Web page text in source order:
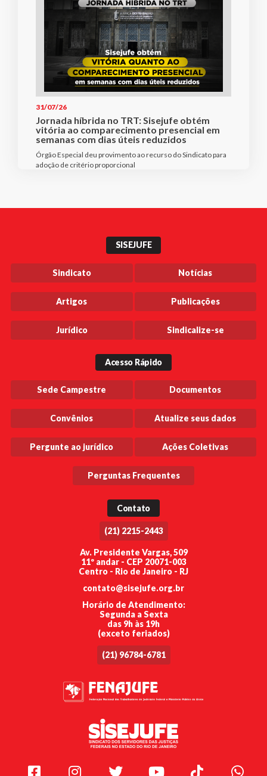
31/07/26
Jornada híbrida no TRT: Sisejufe obtém
vitória ao comparecimento presencial em
semanas com dias úteis reduzidos
Órgão Especial deu provimento ao recurso do Sindicato para
adoção de critério proporcional
SISEJUFE
Sindicato Notícias
Artigos Publicações
Jurídico Sindicalize-se
Acesso Rápido
Sede Campestre Documentos
Convênios Atualize seus dados
Pergunte ao jurídico Ações Coletivas
Perguntas Frequentes
Contato
(21) 2215-2443
Av. Presidente Vargas, 509
11º andar - CEP 20071-003
Centro - Rio de Janeiro - RJ
contato@sisejufe.org.br
Horário de Atendimento:
Segunda a Sexta
das 9h às 19h
(exceto feriados)
(21) 96784-6781
Facebook Instagram Twitter Youtube TikTok